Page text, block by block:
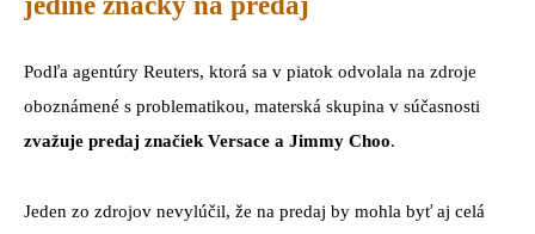
Podľa agentúry Reuters, ktorá sa v piatok odvolala na zdroje
oboznámené s problematikou, materská skupina v súčasnosti
zvažuje predaj značiek Versace a Jimmy Choo.
Jeden zo zdrojov nevylúčil, že na predaj by mohla byť aj celá